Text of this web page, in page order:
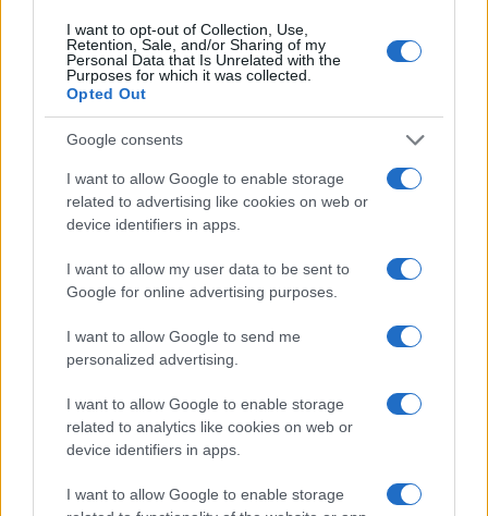
I want to opt-out of Collection, Use,
Retention, Sale, and/or Sharing of my
Personal Data that Is Unrelated with the
Purposes for which it was collected.
Opted Out
Google consents
I want to allow Google to enable storage
related to advertising like cookies on web or
device identifiers in apps.
I want to allow my user data to be sent to
Google for online advertising purposes.
I want to allow Google to send me
personalized advertising.
I want to allow Google to enable storage
related to analytics like cookies on web or
device identifiers in apps.
I want to allow Google to enable storage
7 – Le sneakers digitali di RTFKT
RTFKT sta facendo un grande successo nella
moda: le persone che acquistano le sue sneakers
NFT non saranno mai in grado di indossarle, ma
sono comunque disposte a pagare fino a $ 10.000
Nel marzo del 2021, RTFKT ha venduto una serie
di sneakers che ha realizzato con un artista
chiamato Fewocious: sono riuscite a raccogliere
3,1 milioni di dollari di vendite in pochi minuti.
8 – NFT di beneficenza di Taco